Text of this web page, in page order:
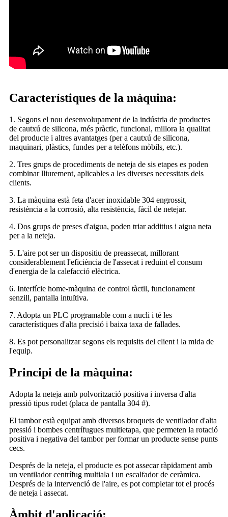
Característiques de la màquina:
1. Segons el nou desenvolupament de la indústria de productes
de cautxú de silicona, més pràctic, funcional, millora la qualitat
del producte i altres avantatges (per a cautxú de silicona,
maquinari, plàstics, fundes per a telèfons mòbils, etc.).
2. Tres grups de procediments de neteja de sis etapes es poden
combinar lliurement, aplicables a les diverses necessitats dels
clients.
3. La màquina està feta d'acer inoxidable 304 engrossit,
resistència a la corrosió, alta resistència, fàcil de netejar.
4. Dos grups de preses d'aigua, poden triar additius i aigua neta
per a la neteja.
5. L'aire pot ser un dispositiu de preassecat, millorant
considerablement l'eficiència de l'assecat i reduint el consum
d'energia de la calefacció elèctrica.
6. Interfície home-màquina de control tàctil, funcionament
senzill, pantalla intuïtiva.
7. Adopta un PLC programable com a nucli i té les
característiques d'alta precisió i baixa taxa de fallades.
8. Es pot personalitzar segons els requisits del client i la mida de
l'equip.
Principi de la màquina:
Adopta la neteja amb polvorització positiva i inversa d'alta
pressió tipus rodet (placa de pantalla 304 #).
El tambor està equipat amb diversos broquets de ventilador d'alta
pressió i bombes centrífugues multietapa, que permeten la rotació
positiva i negativa del tambor per formar un producte sense punts
cecs.
Després de la neteja, el producte es pot assecar ràpidament amb
un ventilador centrífug multiala i un escalfador de ceràmica.
Després de la intervenció de l'aire, es pot completar tot el procés
de neteja i assecat.